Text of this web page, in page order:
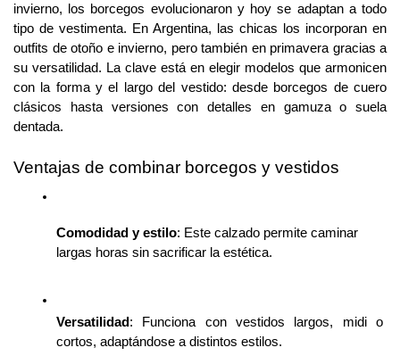
invierno, los borcegos evolucionaron y hoy se adaptan a todo
tipo de vestimenta. En Argentina, las chicas los incorporan en
outfits de otoño e invierno, pero también en primavera gracias a
su versatilidad. La clave está en elegir modelos que armonicen
con la forma y el largo del vestido: desde borcegos de cuero
clásicos hasta versiones con detalles en gamuza o suela
dentada.
Ventajas de combinar borcegos y vestidos
Comodidad y estilo: Este calzado permite caminar
largas horas sin sacrificar la estética.
Versatilidad: Funciona con vestidos largos, midi o
cortos, adaptándose a distintos estilos.